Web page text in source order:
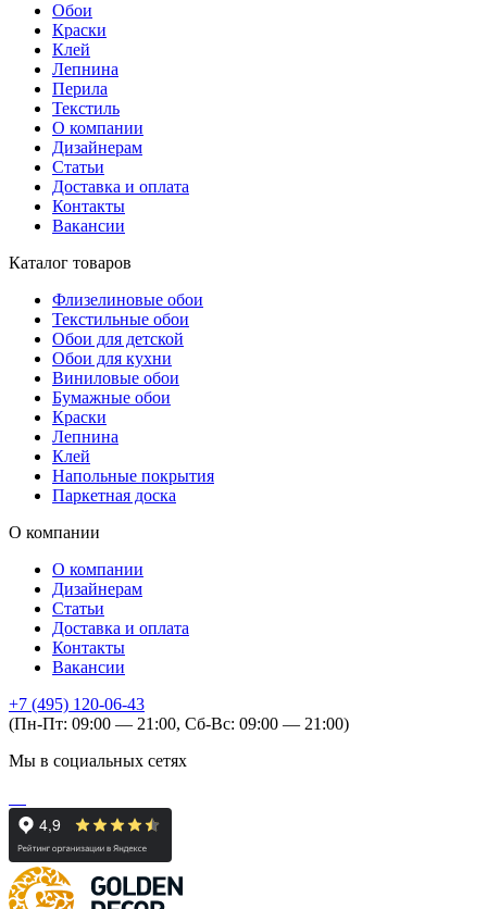
Обои
Краски
Клей
Лепнина
Перила
Текстиль
О компании
Дизайнерам
Статьи
Доставка и оплата
Контакты
Вакансии
Каталог товаров
Флизелиновые обои
Текстильные обои
Обои для детской
Обои для кухни
Виниловые обои
Бумажные обои
Краски
Лепнина
Клей
Напольные покрытия
Паркетная доска
О компании
О компании
Дизайнерам
Статьи
Доставка и оплата
Контакты
Вакансии
+7 (495) 120-06-43
(Пн-Пт: 09:00 — 21:00, Сб-Вс: 09:00 — 21:00)
Мы в социальных сетях